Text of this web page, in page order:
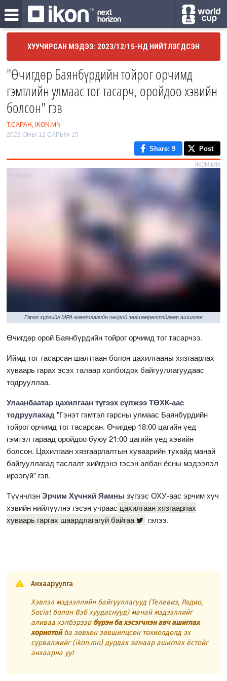
ХУУЧИРСАН МЭДЭЭ: 2023/12/15-НД НИЙТЛЭГДСЭН
"Өчигдөр Баянбүрдийн тойрог орчимд
гэмтлийн улмаас тог тасарч, оройдоо хэвийн
болсон" гэв
Т.САРАН, IKON.MN
2023 ОНЫ 12 САРЫН 15
Share: 9 Post
IKON.MN
Гэрэл зургийг MPA агентлагийн онцгой зөвшөөрөлтэйгөөр ашиглав
Өчигдөр орой Баянбүрдийн тойрог орчимд тог тасарчээ.
Иймд тог тасарсан шалтгаан болон цахилгааны хязгаарлах
хуваарь гарах эсэх талаар холбогдох байгууллагуудаас
тодрууллаа.
Улаанбаатар цахилгаан түгээх сүлжээ ТӨХК-аас
тодруулахад"Гэнэт гэмтэл гарсны улмаас Баянбүрдийн
тойрог орчимд тог тасарсан. Өчигдөр 18:00 цагийн үед
гэмтэл гараад оройдоо буюу 21:00 цагийн үед хэвийн
болсон. Цахилгаан хязгаарлалтын хуваарийн тухайд манай
байгууллагад таслалт хийгдэнэ гэсэн албан ёсны мэдээлэл
ирээгүй" гэв.
ТүүнчлэнЭрчим Хүчний Яамны зүгээс ОХУ-аас эрчим хүч
хэвийн нийлүүлнэ гэсэн учраас цахилгаан хязгаарлах
хуваарь гаргах шаардлагагүй байгаа
гэлээ.
Анхааруулга
Хэвлэл мэдээллийн байгууллагууд (Телевиз, Радио,
Social болон Вэб хуудаснууд) манай мэдээллийг
аливаа хэлбэрээр бүрэн ба хэсэгчлэн авч ашиглах
хориотойба зөвхөн зөвшилцсөн тохиолдолд эх
сурвалжийг (ikon.mn) дурдах замаар ашиглах ёстойг
анхаарна уу!